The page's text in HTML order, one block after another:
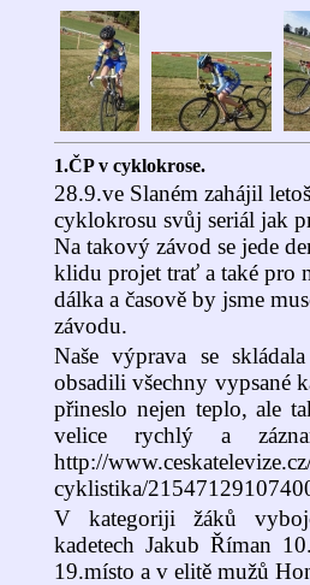
1.ČP v cyklokrose.
28.9.ve Slaném zahájil
cyklokrosu svůj seriál jak
Na takový závod se jede
klidu projet trať a také pro
dálka a časově by jsme
závodu.
Naše výprava se
obsadili všechny vypsané
přineslo nejen teplo, ale
velice rychlý a
http://
cyklistika/
V kategoriji žáků
kadetech Jakub Říman
19.místo a v elitě mužů